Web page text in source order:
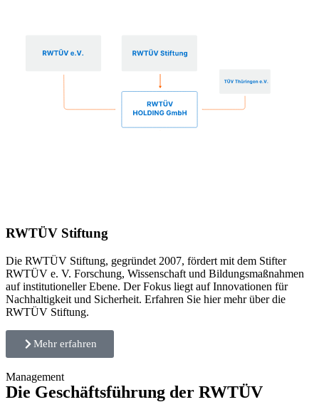
RWTÜV Stiftung
Die RWTÜV Stiftung, gegründet 2007, fördert mit dem Stifter
RWTÜV e. V. Forschung, Wissenschaft und Bildungsmaßnahmen
auf institutioneller Ebene. Der Fokus liegt auf Innovationen für
Nachhaltigkeit und Sicherheit. Erfahren Sie hier mehr über die
RWTÜV Stiftung.
Mehr erfahren
Management
Die Geschäftsführung der RWTÜV